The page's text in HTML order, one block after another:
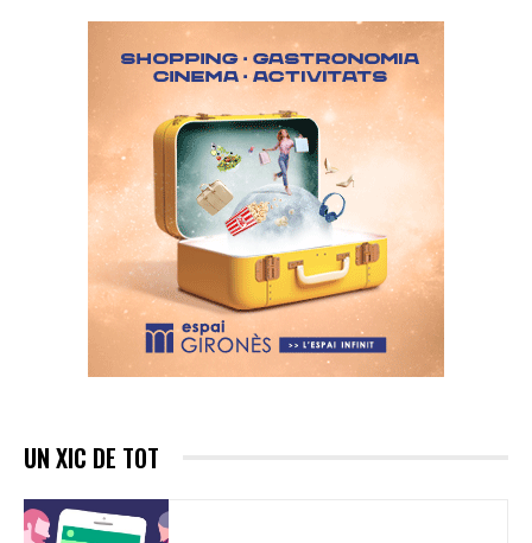
UN XIC DE TOT